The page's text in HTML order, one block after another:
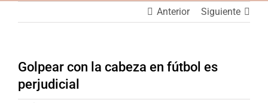
Anterior Siguiente
Golpear con la cabeza en fútbol es
perjudicial